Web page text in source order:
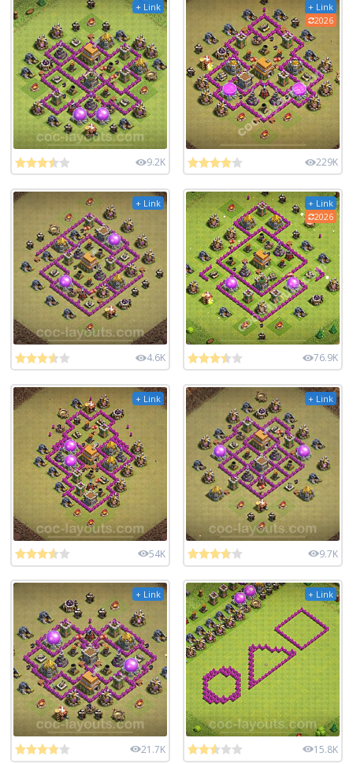
+ Link
9.2K
+ Link
2026
229K
+ Link
4.6K
+ Link
2026
76.9K
+ Link
54K
+ Link
9.7K
+ Link
21.7K
+ Link
15.8K